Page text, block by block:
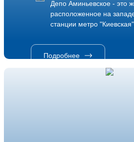
Депо Аминьевское - это
расположенное на
станции метро
Подробнее